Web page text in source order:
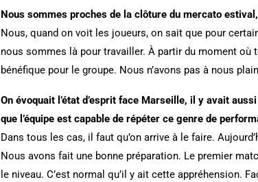
Nous sommes proches de la clôture du mercato
Nous, quand on voit les joueurs, on sait que pour
nous sommes là pour travailler. À partir du moment où
bénéfique pour le groupe. Nous n’avons pas à nous
On évoquait l’état d’esprit face Marseille, il y avait
que l’équipe est capable de répéter ce genre de
Dans tous les cas, il faut qu’on arrive à le faire.
Nous avons fait une bonne préparation. Le premier
le niveau. C’est normal qu’il y ait cette appréhension.